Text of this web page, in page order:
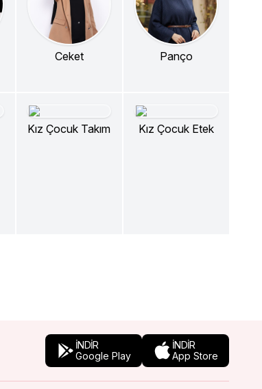
Ceket Panço
Kız Çocuk Takım Kız Çocuk Etek
İNDİR
Google Play
İNDİR
App Store